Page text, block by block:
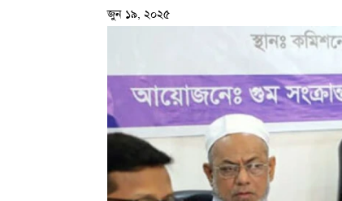
জুন ১৯, ২০২৫